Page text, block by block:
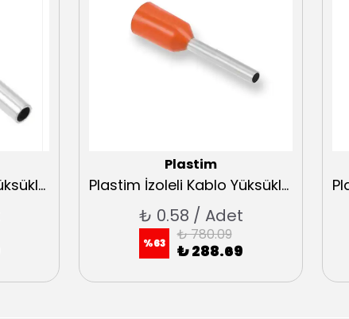
Plastim İzoleli Kablo Yüksükleri 1 Fransız Normu
Plastim
Plastim İzoleli Kablo Yüksükleri 4 Fransız Normu
₺ 0.58 / Adet
%63 ₺ 780.09
₺ 288.69